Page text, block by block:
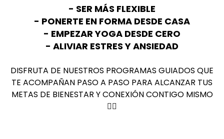
- SER MÁS FLEXIBLE
- PONERTE EN FORMA DESDE CASA
- EMPEZAR YOGA DESDE CERO
- ALIVIAR ESTRES Y ANSIEDAD
DISFRUTA DE NUESTROS PROGRAMAS GUIADOS QUE
TE ACOMPAÑAN PASO A PASO PARA ALCANZAR TUS
METAS DE BIENESTAR Y CONEXIÓN CONTIGO MISMO
💆‍♀️